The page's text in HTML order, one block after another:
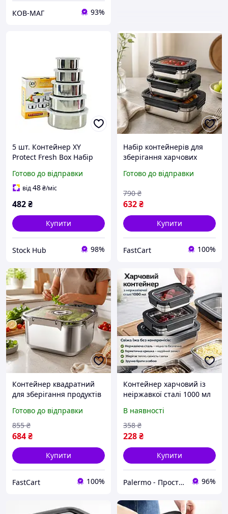
КОВ-МАГ 93%
5 шт. Контейнер XY
Protect Fresh Box Набір
із неіржавкої сталі
високої якості
Готово до відправки
від48₴/міс
482₴
Купити
Stock Hub 98%
Набір контейнерів для
зберігання харчових
Харчовий контейнер із
Контейнери з неіржавкої
Готово до відправки
632₴
790 ₴
Купити
FastCart 100%
Контейнер квадратний
для зберігання продуктів
контейнери для продуктів
Харчовий контейнер із
неіржавкої сталі
Готово до відправки
684₴
855 ₴
Купити
FastCart 100%
Контейнер харчовий із
неіржавкої сталі 1000 мл
В наявності
228₴
358 ₴
Купити
Palermo - Прості технологічні рішення для вашого дому 96%